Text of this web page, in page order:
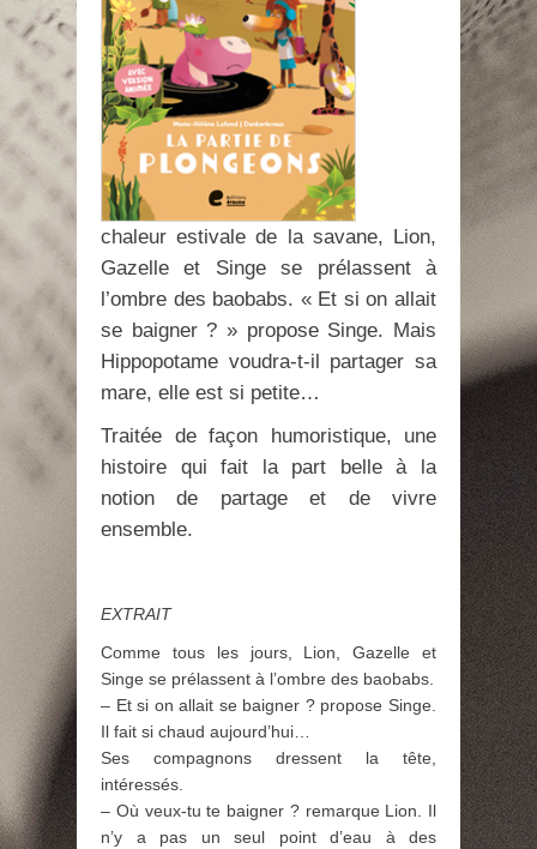
chaleur estivale de la savane, Lion,
Gazelle et Singe se prélassent à
l’ombre des baobabs. « Et si on allait
se baigner ? » propose Singe. Mais
Hippopotame voudra-t-il partager sa
mare, elle est si petite…
Traitée de façon humoristique, une
histoire qui fait la part belle à la
notion de partage et de vivre
ensemble.
EXTRAIT
Comme tous les jours, Lion, Gazelle et
Singe se prélassent à l’ombre des baobabs.
– Et si on allait se baigner ? propose Singe.
Il fait si chaud aujourd’hui…
Ses compagnons dressent la tête,
intéressés.
– Où veux-tu te baigner ? remarque Lion. Il
n’y a pas un seul point d’eau à des